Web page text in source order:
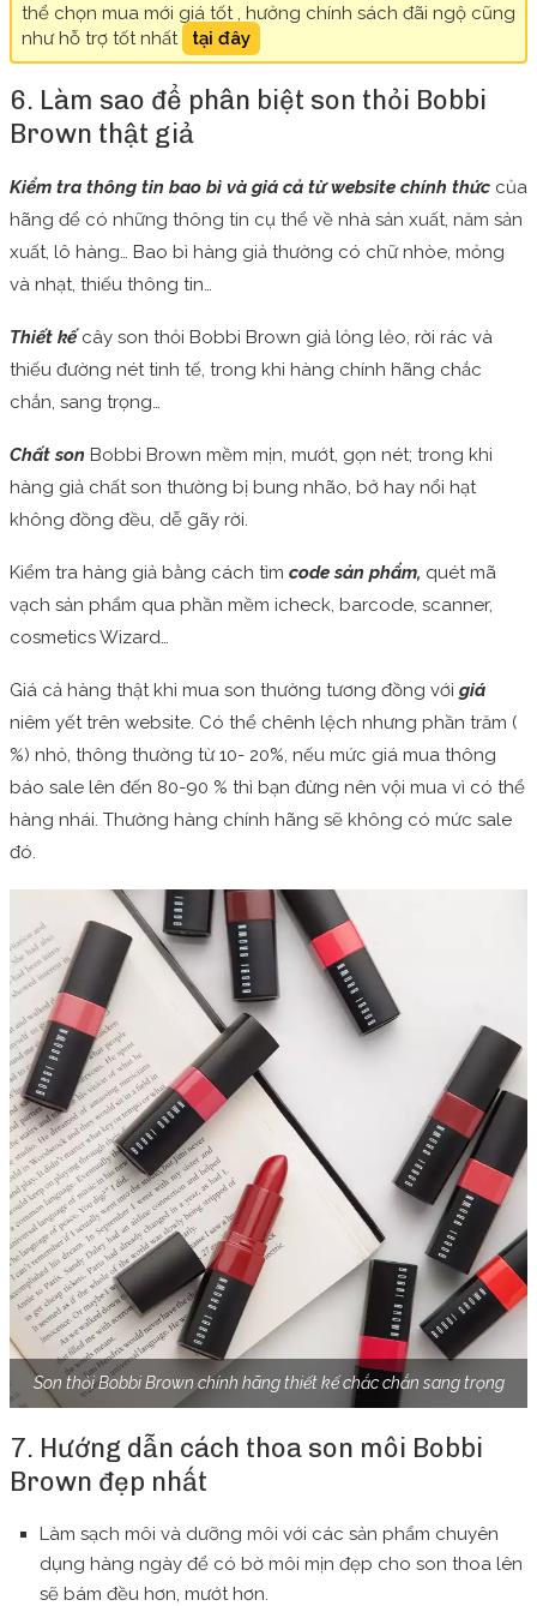
thể chọn mua mới giá tốt , hưởng chính sách đãi ngộ cũng
như hỗ trợ tốt nhất
tại đây
6. Làm sao để phân biệt son thỏi Bobbi
Brown thật giả
Kiểm tra thông tin bao bì và giá cả từ website chính thức của
hãng để có những thông tin cụ thể về nhà sản xuất, năm sản
xuất, lô hàng… Bao bì hàng giả thường có chữ nhòe, mỏng
và nhạt, thiếu thông tin…
Thiết kếcây son thỏi Bobbi Brown giả lỏng lẻo, rời rác và
thiếu đường nét tinh tế, trong khi hàng chính hãng chắc
chắn, sang trọng…
Chất son Bobbi Brown mềm mịn, mướt, gọn nét; trong khi
hàng giả chất son thường bị bung nhão, bở hay nổi hạt
không đồng đều, dễ gãy rời.
Kiểm tra hàng giả bằng cách tìm code sản phẩm, quét mã
vạch sản phẩm qua phần mềm icheck, barcode, scanner,
cosmetics Wizard…
Giá cả hàng thật khi mua son thường tương đồng với giá
niêm yết trên website. Có thể chênh lệch nhưng phần trăm (
%) nhỏ, thông thường từ 10- 20%, nếu mức giá mua thông
báo sale lên đến 80-90 % thì bạn đừng nên vội mua vì có thể
hàng nhái. Thường hàng chính hãng sẽ không có mức sale
đó.
Son thỏi Bobbi Brown chính hãng thiết kế chắc chắn sang trọng
7. Hướng dẫn cách thoa son môi Bobbi
Brown đẹp nhất
Làm sạch môi và dưỡng môi với các sản phẩm chuyên
dụng hàng ngày để có bờ môi mịn đẹp cho son thoa lên
sẽ bám đều hơn, mướt hơn.